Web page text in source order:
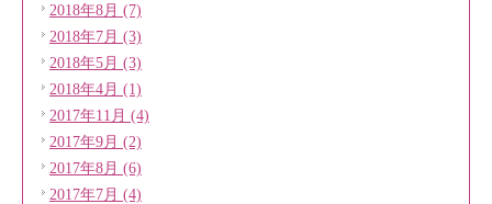
2018年8月 (7)
2018年7月 (3)
2018年5月 (3)
2018年4月 (1)
2017年11月 (4)
2017年9月 (2)
2017年8月 (6)
2017年7月 (4)